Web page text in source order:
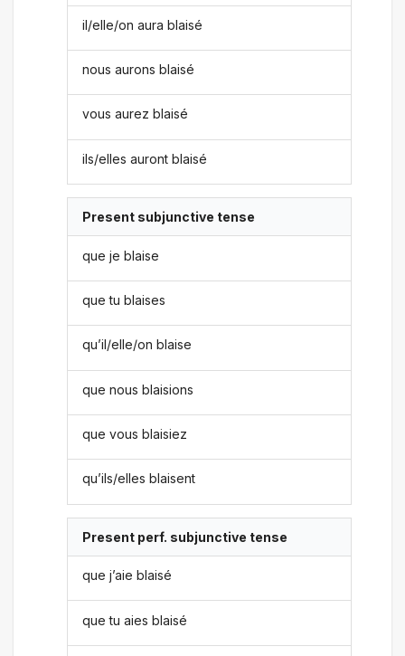
il/elle/on aura blaisé
nous aurons blaisé
vous aurez blaisé
ils/elles auront blaisé
Present subjunctive tense
que je blaise
que tu blaises
qu’il/elle/on blaise
que nous blaisions
que vous blaisiez
qu’ils/elles blaisent
Present perf. subjunctive tense
que j’aie blaisé
que tu aies blaisé